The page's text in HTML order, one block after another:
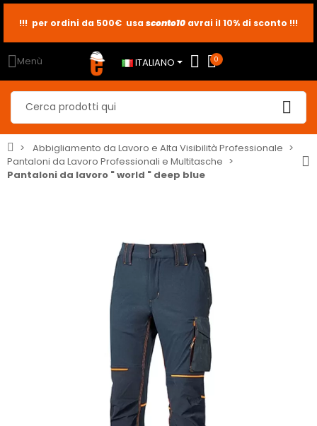
sconto2
sconto5
sconto10
Menù ITALIANO 0
Abbigliamento da Lavoro e Alta Visibilità Professionale
Pantaloni da Lavoro Professionali e Multitasche
Pantaloni da lavoro " world " deep blue